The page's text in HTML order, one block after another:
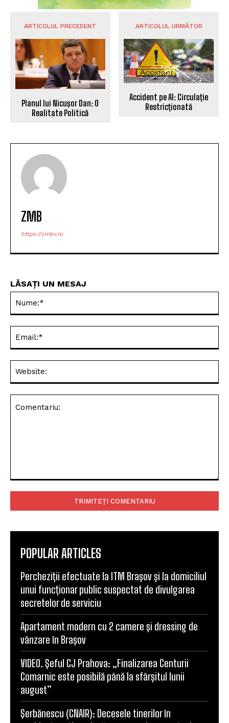
ARTICOLUL PRECEDENT
Planul lui Nicuşor Dan: O
Realitate Politică
ARTICOLUL URMĂTOR
Accident pe A1: Circulație
Restricționată
ZMB
https://zmbv.ro
LĂSAȚI UN MESAJ
POPULAR ARTICLES
Percheziții efectuate la ITM Brașov și la domiciliul
unui funcționar public suspectat de divulgarea
secretelor de serviciu
Apartament modern cu 2 camere și dressing de
vânzare în Brașov
VIDEO. Șeful CJ Prahova: „Finalizarea Centurii
Comarnic este posibilă până la sfârșitul lunii
august”
Şerbănescu (CNAIR): Decesele tinerilor în